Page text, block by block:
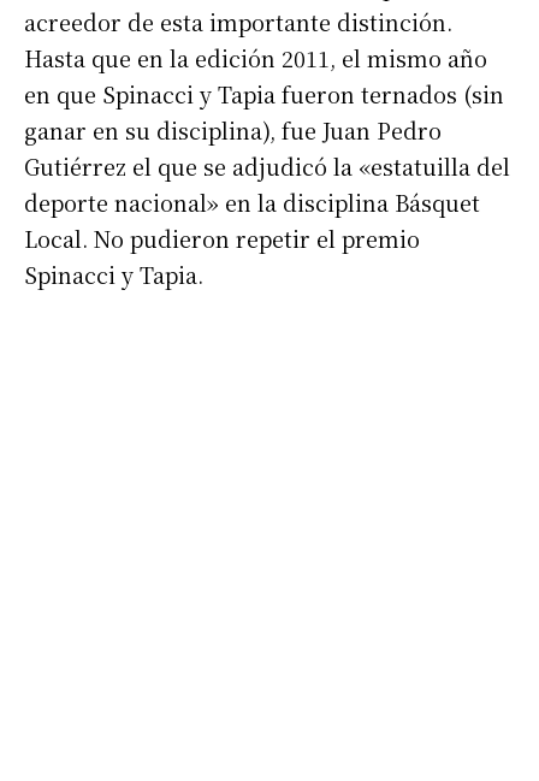
Dirección de correo electrónico*
Nombre
Apellidos
Número de teléfono
acreedor de esta importante distinción.
Hasta que en la edición 2011, el mismo año
en que Spinacci y Tapia fueron ternados (sin
ganar en su disciplina), fue Juan Pedro
Gutiérrez el que se adjudicó la «estatuilla del
deporte nacional» en la disciplina Básquet
Local. No pudieron repetir el premio
Spinacci y Tapia.